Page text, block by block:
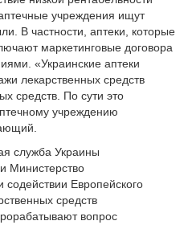
учреждения ищут
В частности, аптеки, которые
маркетинговые договора
«Украинские аптеки
лекарственных средств
средств. По сути это
учреждению
служба Украины
Министерство
Европейского
средств
вопрос